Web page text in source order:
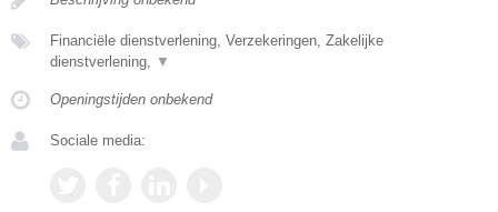
Financiële dienstverlening, Verzekeringen, Zakelijke
dienstverlening, ▼
Openingstijden onbekend
Sociale media: